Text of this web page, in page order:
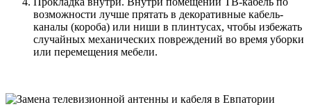
возможности лучше прятать в декоративные кабель-
каналы (короба) или ниши в плинтусах, чтобы избежать
случайных механических повреждений во время уборки
или перемещения мебели.